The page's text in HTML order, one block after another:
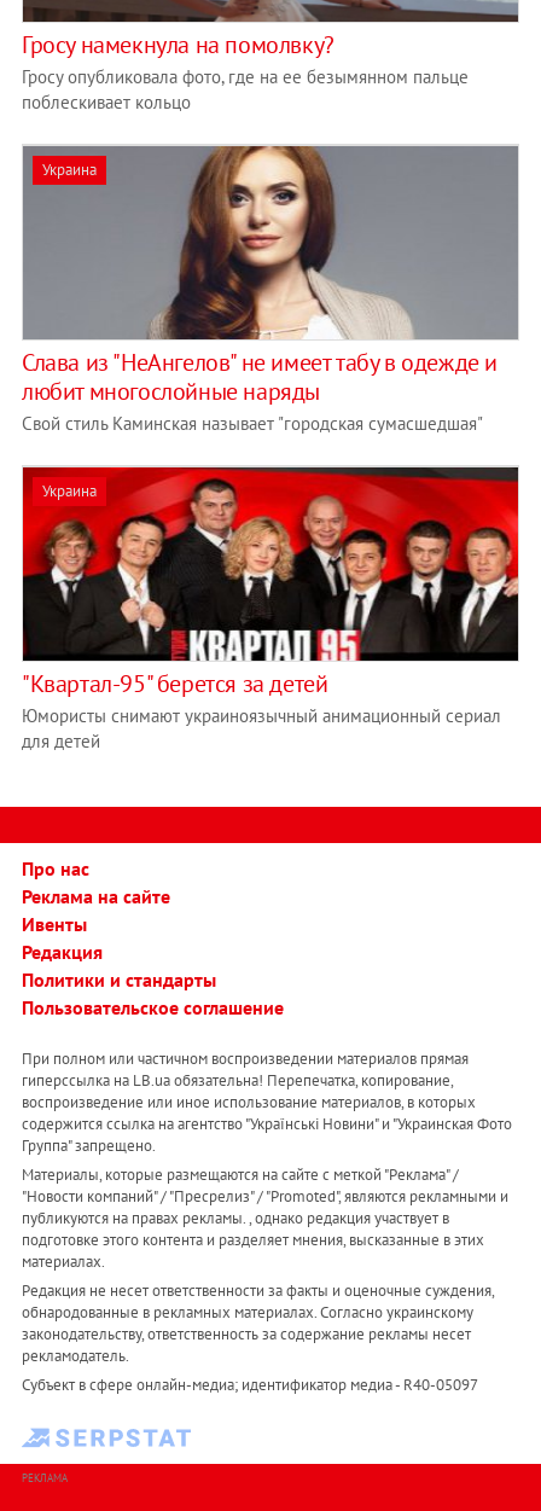
​Гросу намекнула на помолвку?
Гросу опубликовала фото, где на ее безымянном пальце
поблескивает кольцо
Украина
Слава из "НеАнгелов" не имеет табу в одежде и
любит многослойные наряды
Свой стиль Каминская называет "городская сумасшедшая"
Украина
"Квартал-95" берется за детей
Юмористы снимают украиноязычный анимационный сериал
для детей
Про нас
Реклама на сайте
Ивенты
Редакция
Политики и стандарты
Пользовательское соглашение
При полном или частичном воспроизведении материалов прямая
гиперссылка на LB.ua обязательна! Перепечатка, копирование,
воспроизведение или иное использование материалов, в которых
содержится ссылка на агентство "Українськi Новини" и "Украинская Фото
Группа" запрещено.
Материалы, которые размещаются на сайте с меткой "Реклама" /
"Новости компаний" / "Пресрелиз" / "Promoted", являются рекламными и
публикуются на правах рекламы. , однако редакция участвует в
подготовке этого контента и разделяет мнения, высказанные в этих
материалах.
Редакция не несет ответственности за факты и оценочные суждения,
обнародованные в рекламных материалах. Согласно украинскому
законодательству, ответственность за содержание рекламы несет
рекламодатель.
Субъект в сфере онлайн-медиа; идентификатор медиа - R40-05097
РЕКЛАМА